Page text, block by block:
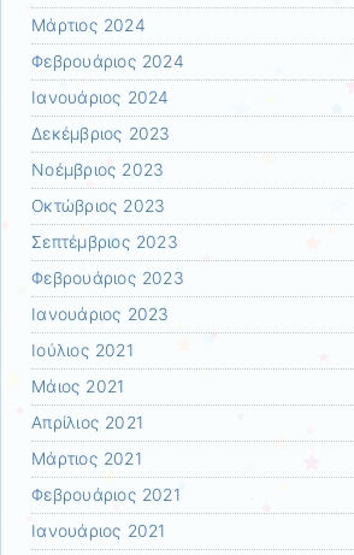
Μάρτιος 2024
Φεβρουάριος 2024
Ιανουάριος 2024
Δεκέμβριος 2023
Νοέμβριος 2023
Οκτώβριος 2023
Σεπτέμβριος 2023
Φεβρουάριος 2023
Ιανουάριος 2023
Ιούλιος 2021
Μάιος 2021
Απρίλιος 2021
Μάρτιος 2021
Φεβρουάριος 2021
Ιανουάριος 2021